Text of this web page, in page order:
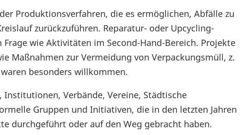
Produktionsverfahren, die es ermöglichen, Abfälle zu
zurückzuführen. Reparatur- oder Upcycling-
wie Aktivitäten im Second-Hand-Bereich. Projekte
Maßnahmen zur Vermeidung von Verpackungsmüll, z.
besonders willkommen.
Verbände, Vereine, Städtische
Gruppen und Initiativen, die in den letzten Jahren
durchgeführt oder auf den Weg gebracht haben.